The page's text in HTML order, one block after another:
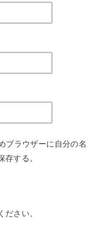
ブラウザーに自分の名
する。
ださい。